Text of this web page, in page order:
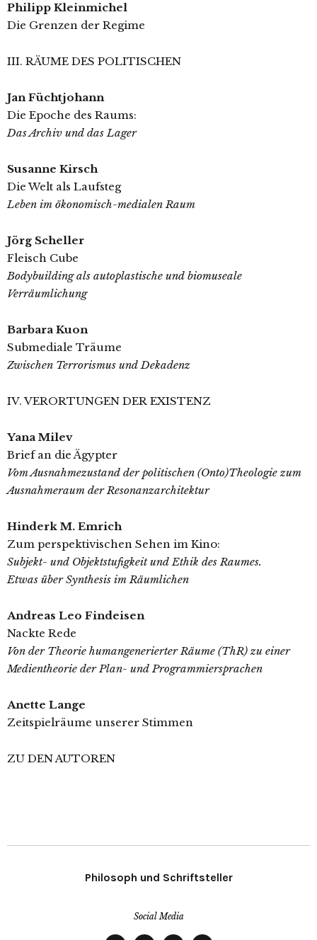
Philipp Kleinmichel
Die Grenzen der Regime
III. RÄUME DES POLITISCHEN
Jan Füchtjohann
Die Epoche des Raums:
Das Archiv und das Lager
Susanne Kirsch
Die Welt als Laufsteg
Leben im ökonomisch-medialen Raum
Jörg Scheller
Fleisch Cube
Bodybuilding als autoplastische und biomuseale
Verräumlichung
Barbara Kuon
Submediale Träume
Zwischen Terrorismus und Dekadenz
IV. VERORTUNGEN DER EXISTENZ
Yana Milev
Brief an die Ägypter
Vom Ausnahmezustand der politischen (Onto)Theologie zum
Ausnahmeraum der Resonanzarchitektur
Hinderk M. Emrich
Zum perspektivischen Sehen im Kino:
Subjekt- und Objektstufigkeit und Ethik des Raumes.
Etwas über Synthesis im Räumlichen
Andreas Leo Findeisen
Nackte Rede
Von der Theorie humangenerierter Räume (ThR) zu einer
Medientheorie der Plan- und Programmiersprachen
Anette Lange
Zeitspielräume unserer Stimmen
ZU DEN AUTOREN
Philosoph und Schriftsteller
Social Media